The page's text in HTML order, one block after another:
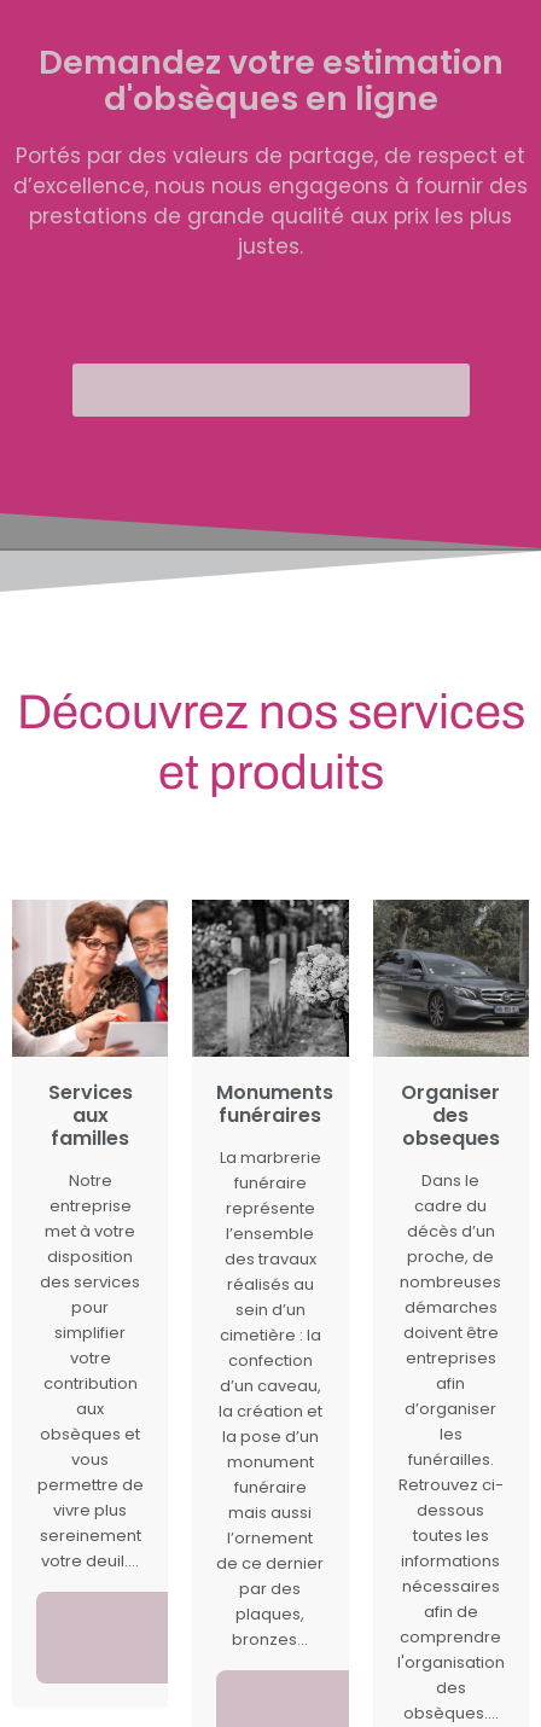
Demandez votre estimation
d'obsèques en ligne
Portés par des valeurs de partage, de respect et
d’excellence, nous nous engageons à fournir des
prestations de grande qualité aux prix les plus
justes.
Découvrez nos services
et produits
Services
aux
familles
Notre
entreprise
met à votre
disposition
des services
pour
simplifier
votre
contribution
aux
obsèques et
vous
permettre de
vivre plus
sereinement
votre deuil....
Monuments
funéraires
La marbrerie
funéraire
représente
l’ensemble
des travaux
réalisés au
sein d’un
cimetière : la
confection
d’un caveau,
la création et
la pose d’un
monument
funéraire
mais aussi
l’ornement
de ce dernier
par des
plaques,
bronzes...
Organiser
des
obseques
Dans le
cadre du
décès d’un
proche, de
nombreuses
démarches
doivent être
entreprises
afin
d’organiser
les
funérailles.
Retrouvez ci-
dessous
toutes les
informations
nécessaires
afin de
comprendre
l'organisation
des
obsèques....